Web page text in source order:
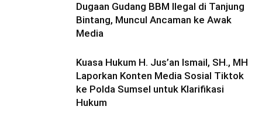
Dugaan Gudang BBM Ilegal di Tanjung
Bintang, Muncul Ancaman ke Awak
Media
Kuasa Hukum H. Jus’an Ismail, SH., MH
Laporkan Konten Media Sosial Tiktok
ke Polda Sumsel untuk Klarifikasi
Hukum